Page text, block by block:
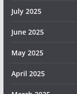
July 2025
June 2025
May 2025
April 2025